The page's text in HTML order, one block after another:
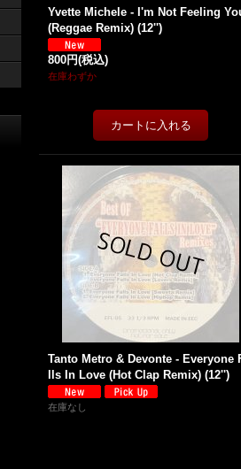
Yvette Michele - I'm Not Feeling
(Reggae Remix) (12'')
800円(税込)
在庫わずか
Tanto Metro & Devonte - Everyone
lls In Love (Hot Clap Remix) (12'')
在庫なし